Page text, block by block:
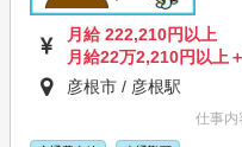
月給 222,210円以上
月給22万2,210円以上
彦根市 / 彦根駅
仕事